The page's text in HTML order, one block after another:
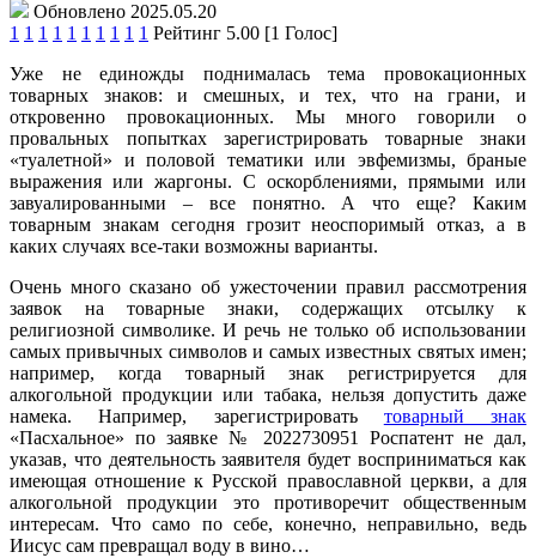
Обновлено 2025.05.20
1 1 1 1 1 1 1 1 1 1 Рейтинг 5.00 [1 Голос]
Уже не единожды поднималась тема провокационных
товарных знаков: и смешных, и тех, что на грани, и
откровенно провокационных. Мы много говорили о
провальных попытках зарегистрировать товарные знаки
«туалетной» и половой тематики или эвфемизмы, браные
выражения или жаргоны. С оскорблениями, прямыми или
завуалированными – все понятно. А что еще? Каким
товарным знакам сегодня грозит неоспоримый отказ, а в
каких случаях все-таки возможны варианты.
Очень много сказано об ужесточении правил рассмотрения
заявок на товарные знаки, содержащих отсылку к
религиозной символике. И речь не только об использовании
самых привычных символов и самых известных святых имен;
например, когда товарный знак регистрируется для
алкогольной продукции или табака, нельзя допустить даже
намека. Например, зарегистрировать товарный знак
«Пасхальное» по заявке № 2022730951 Роспатент не дал,
указав, что деятельность заявителя будет восприниматься как
имеющая отношение к Русской православной церкви, а для
алкогольной продукции это противоречит общественным
интересам. Что само по себе, конечно, неправильно, ведь
Иисус сам превращал воду в вино…